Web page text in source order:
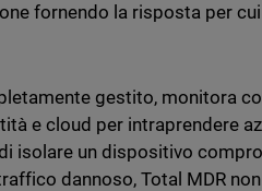
fornendo la risposta per
gestito, monitora
e cloud per intraprendere
isolare un dispositivo
dannoso, Total MDR